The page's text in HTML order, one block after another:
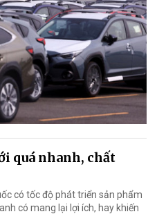
quá nhanh, chất
có tốc độ phát triển sản phẩm
có mang lại lợi ích, hay khiến